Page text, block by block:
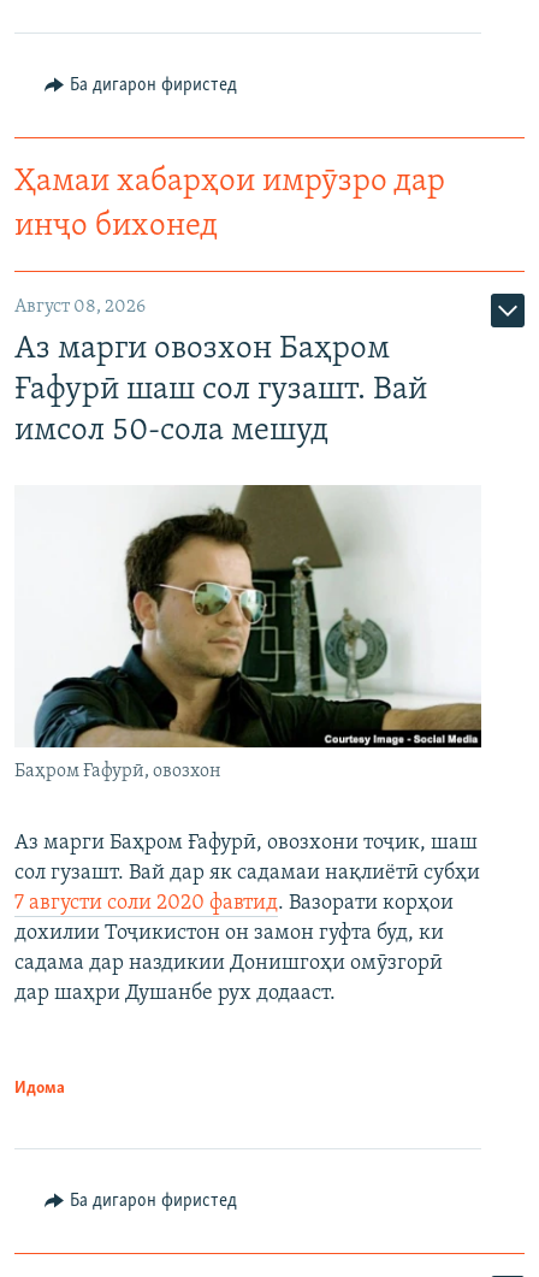
Ба дигарон фиристед
Ҳамаи хабарҳои имрӯзро дар
инҷо бихонед
Август 08, 2026
Аз марги овозхон Баҳром
Ғафурӣ шаш сол гузашт. Вай
имсол 50-сола мешуд
Баҳром Ғафурӣ, овозхон
Аз марги Баҳром Ғафурӣ, овозхони тоҷик, шаш
сол гузашт. Вай дар як садамаи нақлиётӣ субҳи
7 августи соли 2020 фавтид. Вазорати корҳои
дохилии Тоҷикистон он замон гуфта буд, ки
садама дар наздикии Донишгоҳи омӯзгорӣ
дар шаҳри Душанбе рух додааст.
Идома
Ба дигарон фиристед